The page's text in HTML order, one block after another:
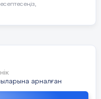
арналған